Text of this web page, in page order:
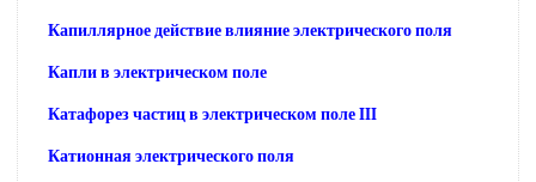
Капиллярное действие влияние электрического поля
Капли в электрическом поле
Катафорез частиц в электрическом поле III
Катионная электрического поля